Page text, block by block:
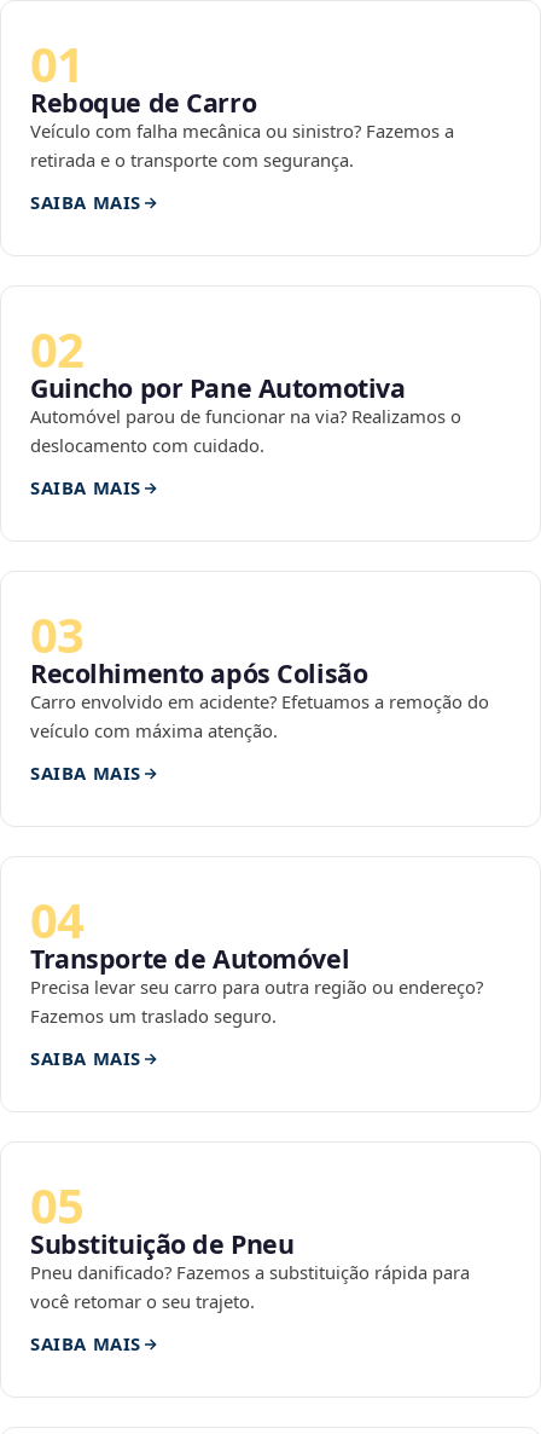
01
Reboque de Carro
Veículo com falha mecânica ou sinistro? Fazemos a
retirada e o transporte com segurança.
SAIBA MAIS
02
Guincho por Pane Automotiva
Automóvel parou de funcionar na via? Realizamos o
deslocamento com cuidado.
SAIBA MAIS
03
Recolhimento após Colisão
Carro envolvido em acidente? Efetuamos a remoção do
veículo com máxima atenção.
SAIBA MAIS
04
Transporte de Automóvel
Precisa levar seu carro para outra região ou endereço?
Fazemos um traslado seguro.
SAIBA MAIS
05
Substituição de Pneu
Pneu danificado? Fazemos a substituição rápida para
você retomar o seu trajeto.
SAIBA MAIS